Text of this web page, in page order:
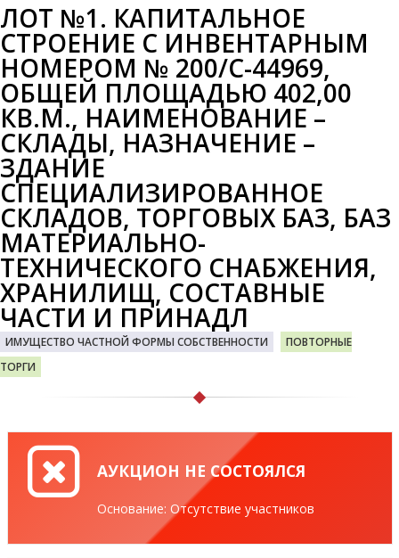
ЛОТ №1. КАПИТАЛЬНОЕ
СТРОЕНИЕ С ИНВЕНТАРНЫМ
НОМЕРОМ № 200/С-44969,
ОБЩЕЙ ПЛОЩАДЬЮ 402,00
КВ.М., НАИМЕНОВАНИЕ –
СКЛАДЫ, НАЗНАЧЕНИЕ –
ЗДАНИЕ
СПЕЦИАЛИЗИРОВАННОЕ
СКЛАДОВ, ТОРГОВЫХ БАЗ, БАЗ
МАТЕРИАЛЬНО-
ТЕХНИЧЕСКОГО СНАБЖЕНИЯ,
ХРАНИЛИЩ, СОСТАВНЫЕ
ЧАСТИ И ПРИНАДЛ
ИМУЩЕСТВО ЧАСТНОЙ ФОРМЫ СОБСТВЕННОСТИ
ПОВТОРНЫЕ
ТОРГИ
АУКЦИОН НЕ СОСТОЯЛСЯ
Основание: Отсутствие участников